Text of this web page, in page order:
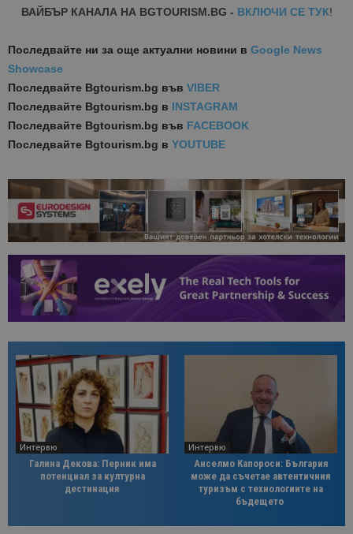
ВАЙБЪР КАНАЛА НА BGTOURISM.BG - ВКЛЮЧИ СЕ ТУК!
Последвайте ни за още актуални новини в Google News
Showcase
Последвайте Bgtourism.bg във VIBER
Последвайте Bgtourism.bg в INSTAGRAM
Последвайте Bgtourism.bg във FACEBOOK
Последвайте Bgtourism.bg в YOUTUBE
Интервю
Галина Декова: Перник има
потенциал за културна
дестинация
Интервю
Анселмо Капороси: България
може да съчетае автентичния
туризъм с технологиите на
бъдещето